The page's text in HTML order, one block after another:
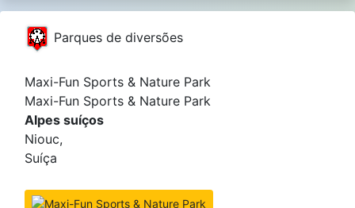
Parques de diversões
Maxi-Fun Sports & Nature Park
Maxi-Fun Sports & Nature Park
Alpes suíços
Niouc,
Suíça